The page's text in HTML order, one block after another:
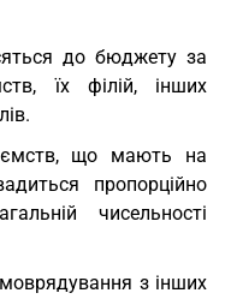
до бюджету за
їх філій, інших
що мають на
пропорційно
чисельності
з інших